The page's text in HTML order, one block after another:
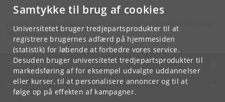
Samtykke til brug af cookies
Universitetet bruger tredjepartsprodukter til at
registrere brugernes adfærd på hjemmesiden
(statistik) for løbende at forbedre vores service.
Desuden bruger universitetet tredjepartsprodukter til
markedsføring af for eksempel udvalgte uddannelser
eller kurser, til at personalisere annoncer og til at
følge op på effekten af kampagner.
Hvis du har spørgsmål til kurset, skal du henvende dig til din lokale
studieadministration.
KØBENHAVNS UNIVERSITET
KONTAKT